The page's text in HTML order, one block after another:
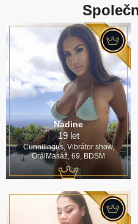
Nadine
19 let
Cunnilingus, Vibrátor show,
OrálMasáž, 69, BDSM